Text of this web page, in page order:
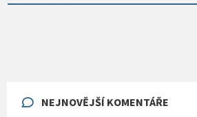
NEJNOVĚJŠÍ KOMENTÁŘE